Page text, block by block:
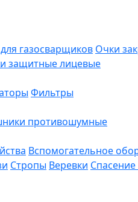
газосварщиков Очки
защитные лицевые
Фильтры
противошумные
Вспомогательное
Стропы Веревки Спасение